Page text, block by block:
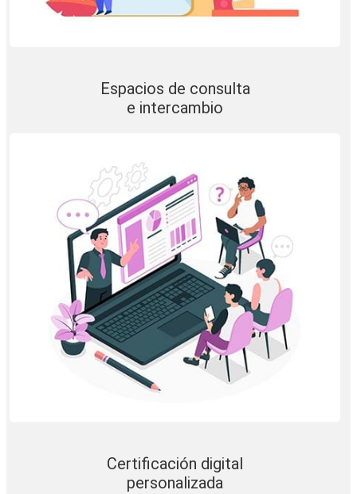
Espacios de consulta
e intercambio
Certificación digital
personalizada